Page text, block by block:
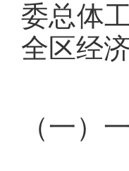
委总体
全区经
（一）